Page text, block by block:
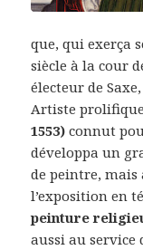
que, qui exerça
siècle à la cour
électeur de
Artiste
1553) connut
développa un
de peintre, mais
l’exposition en
peinture
aussi au